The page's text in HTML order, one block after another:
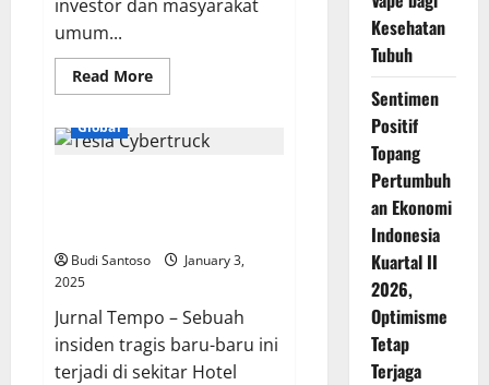
investor dan masyarakat
umum...
Read MoreRead
more
Emas
Terkini
Global
Budi Santoso
January 3,
2025
Jurnal Tempo – Sebuah
insiden tragis baru-baru ini
terjadi di sekitar Hotel
Kesehatan
Tubuh
Sentimen
Positif
Topang
Pertumbuh
an Ekonomi
Indonesia
Kuartal II
2026,
Optimisme
Tetap
Terjaga